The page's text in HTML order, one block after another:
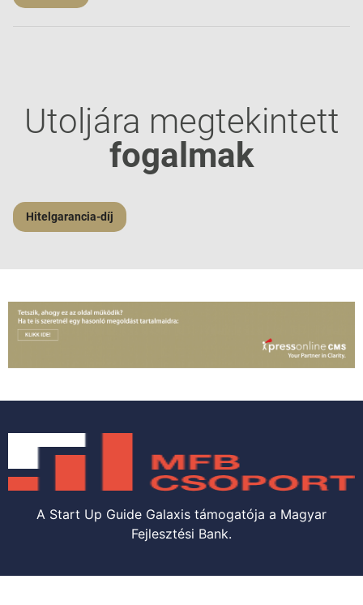
Utoljára megtekintett
fogalmak
Hitelgarancia-díj
A Start Up Guide Galaxis támogatója a Magyar
Fejlesztési Bank.